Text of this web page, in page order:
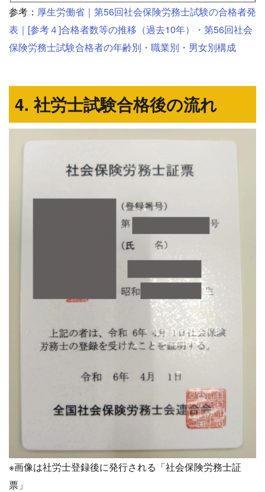
参考： 厚生労働省｜第56回社会保険労務士試験の合格者発
表｜[参考４]合格者数等の推移（過去10年）・第56回社会
保険労務士試験合格者の年齢別・職業別・男女別構成
4. 社労士試験合格後の流れ
※画像は社労士登録後に発行される「社会保険労務士証
票」